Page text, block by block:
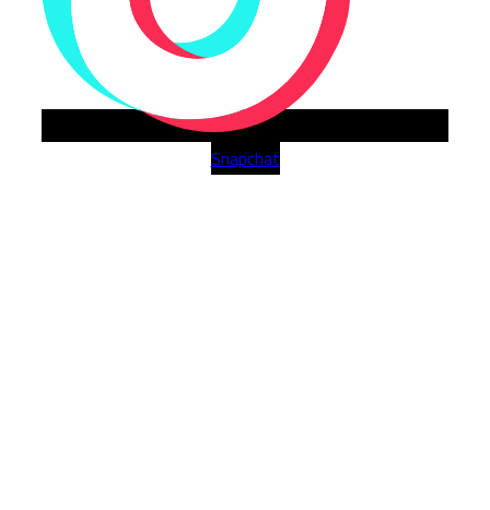
Snapchat